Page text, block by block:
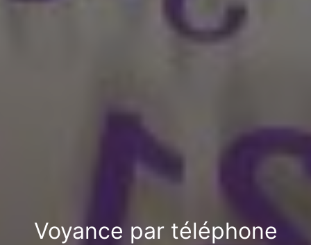
Voyance par téléphone